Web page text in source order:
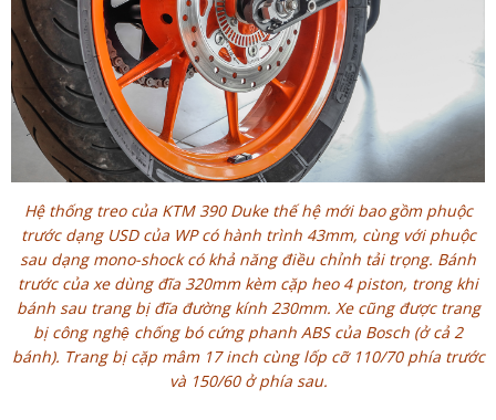
Hệ thống treo của KTM 390 Duke thế hệ mới bao gồm phuộc
trước dạng USD của WP có hành trình 43mm, cùng với phuộc
sau dạng mono-shock có khả năng điều chỉnh tải trọng. Bánh
trước của xe dùng đĩa 320mm kèm cặp heo 4 piston, trong khi
bánh sau trang bị đĩa đường kính 230mm. Xe cũng được trang
bị công nghệ chống bó cứng phanh ABS của Bosch (ở cả 2
bánh). Trang bị cặp mâm 17 inch cùng lốp cỡ 110/70 phía trước
và 150/60 ở phía sau.